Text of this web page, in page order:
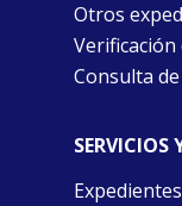
Otros
Verificación
Consulta
SERVICIOS